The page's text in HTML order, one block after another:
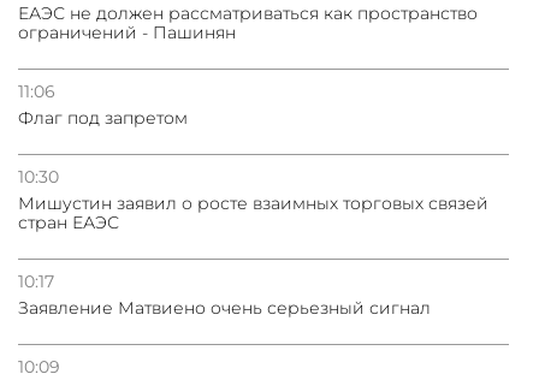
ЕАЭС не должен рассматриваться как пространство
ограничений - Пашинян
11:06
Флаг под запретом
10:30
Мишустин заявил о росте взаимных торговых связей
стран ЕАЭС
10:17
Заявление Матвиено очень серьезный сигнал
10:09